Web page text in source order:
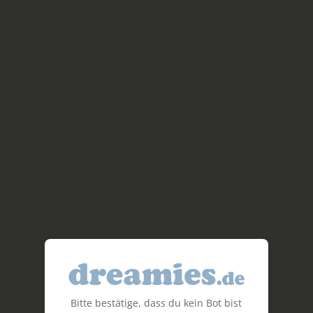
Bitte bestätige, dass du kein Bot bist